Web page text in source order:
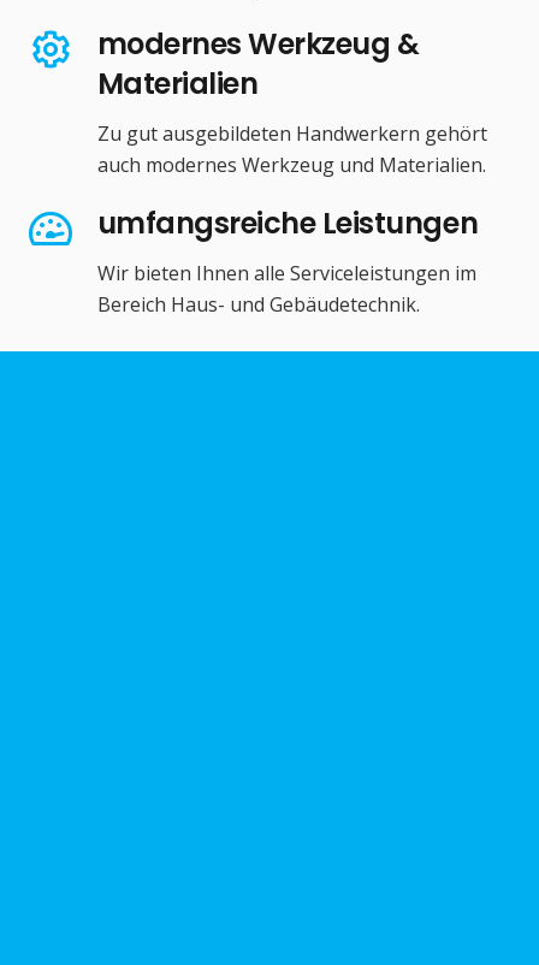
modernes Werkzeug &
Materialien
Zu gut ausgebildeten Handwerkern gehört
auch modernes Werkzeug und Materialien.
umfangsreiche Leistungen
Wir bieten Ihnen alle Serviceleistungen im
Bereich Haus- und Gebäudetechnik.